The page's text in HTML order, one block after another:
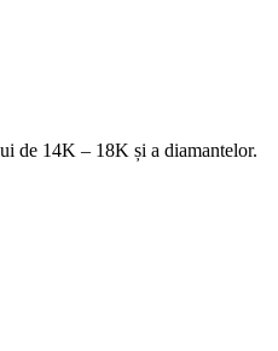
de 14K – 18K și a diamantelor.